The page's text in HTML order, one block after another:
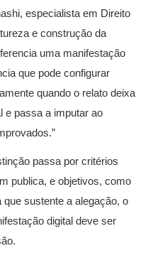
especialista em Direito
e construção da
uma manifestação
que pode configurar
quando o relato deixa
e passa a imputar ao
passa por critérios
publica, e objetivos, como
sustente a alegação, o
digital deve ser